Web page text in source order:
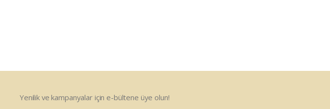
Yenilik ve kampanyalar için e-bültene üye olun!